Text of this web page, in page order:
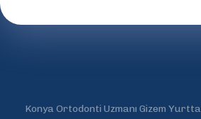
Konya Ortodonti Uzmanı Gizem